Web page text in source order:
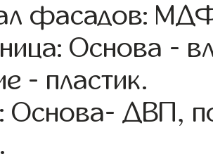
фасадов:
Основа -
- пластик.
Основа- ДВП,